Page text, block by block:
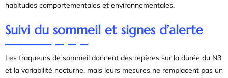
habitudes comportementales et environnementales.
Suivi du sommeil et signes d’alerte
Les traqueurs de sommeil donnent des repères sur la durée du N3
et la variabilité nocturne, mais leurs mesures ne remplacent pas un